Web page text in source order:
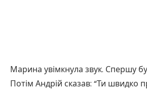
Марина увімкнула звук. Спершу
Потім Андрій сказав: “Ти швидко